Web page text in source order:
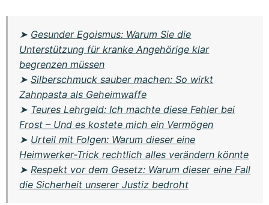
➤ Gesunder Egoismus: Warum Sie die
Unterstützung für kranke Angehörige klar
begrenzen müssen
➤Silberschmuck sauber machen: So wirkt
Zahnpasta als Geheimwaffe
➤ Teures Lehrgeld: Ich machte diese Fehler bei
Frost – Und es kostete mich ein Vermögen
➤ Urteil mit Folgen: Warum dieser eine
Heimwerker-Trick rechtlich alles verändern könnte
➤ Respekt vor dem Gesetz: Warum dieser eine Fall
die Sicherheit unserer Justiz bedroht